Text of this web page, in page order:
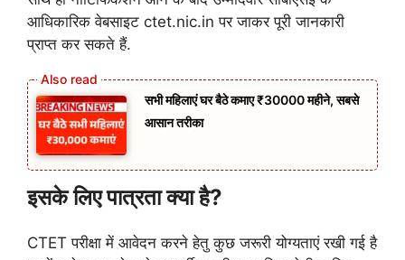
आधिकारिक वेबसाइट ctet.nic.in पर जाकर पूरी जानकारी
प्राप्त कर सकते हैं.
सभी महिलाएं घर बैठे कमाए ₹30000 महीने, सबसे
आसान तरीका
इसके लिए पात्रता क्या है?
CTET परीक्षा में आवेदन करने हेतु कुछ जरूरी योग्यताएं रखी गई है